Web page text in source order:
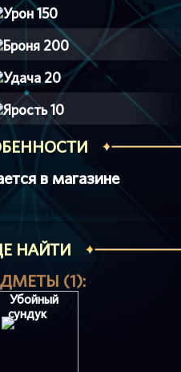
150
200
20
10
в магазине
НАЙТИ
(1):